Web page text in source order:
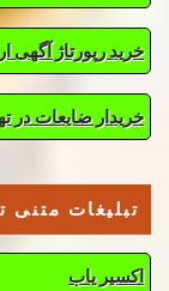
خرید رپورتاژ آگهی
خریدار ضایعات در
تبلیغات متنی
اکسیر یاب